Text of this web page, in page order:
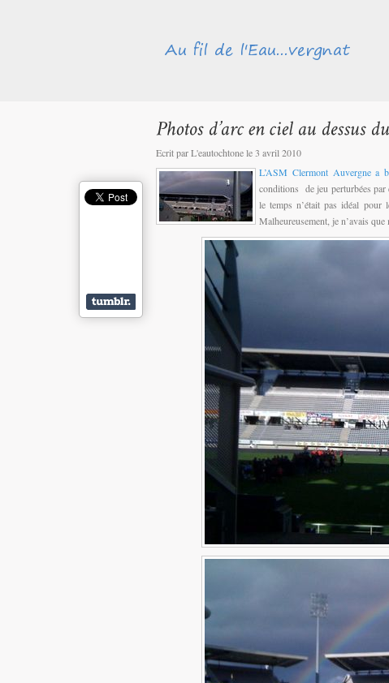
Ecrit par L'eautochtone le 3 avril 2010
L’ASM Clermont Auvergne
conditions de jeu perturbées par
le temps n’était pas idéal pour
Malheureusement, je n’avais